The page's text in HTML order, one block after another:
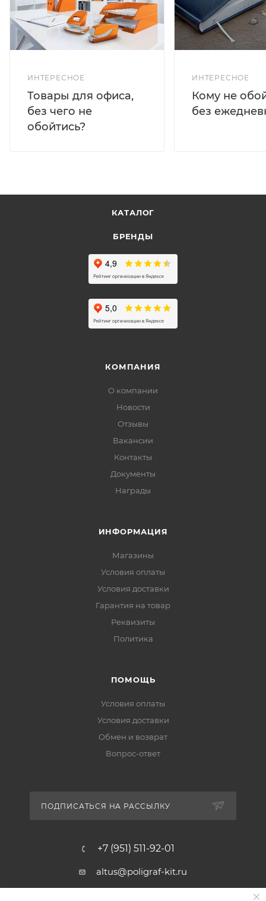
ИНТЕРЕСНОЕ
Товары для офиса,
без чего не
обойтись?
ИНТЕРЕСНОЕ
Кому не
без
КАТАЛОГ
БРЕНДЫ
КОМПАНИЯ
О компании
Новости
Отзывы
Вакансии
Контакты
Документы
Награды
ИНФОРМАЦИЯ
Магазины
Условия оплаты
Условия доставки
Гарантия на товар
Реквизиты
Политика
ПОМОЩЬ
Условия оплаты
Условия доставки
Обмен и возврат
Вопрос-ответ
ПОДПИСАТЬСЯ НА РАССЫЛКУ
+7 (951) 511-92-01
altus@poligraf-kit.ru